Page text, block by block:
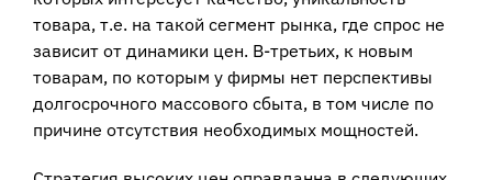
товара, т.е. на такой сегмент рынка, где спрос не
зависит от динамики цен. В-третьих, к новым
товарам, по которым у фирмы нет перспективы
долгосрочного массового сбыта, в том числе по
причине отсутствия необходимых мощностей.